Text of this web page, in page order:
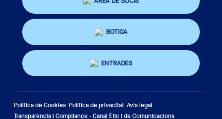
BOTIGA
ENTRADES
Política de Cookies Política de privacitat Avís legal
Transparència i Compliance - Canal Ètic i de Comunicacions